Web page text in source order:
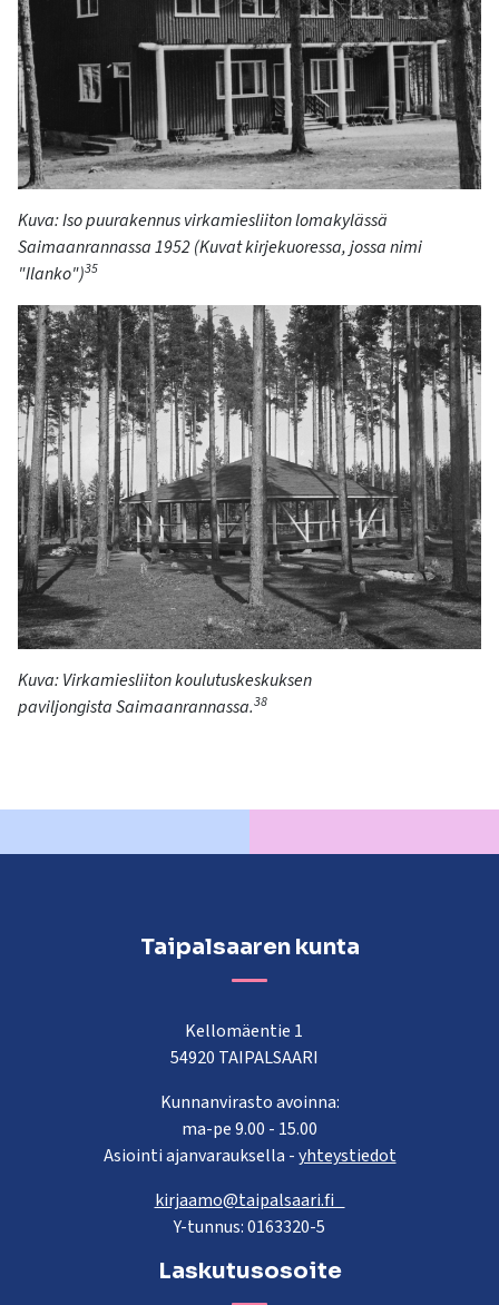
Kuva: Iso puurakennus virkamiesliiton lomakylässä
Saimaanrannassa1952(Kuvatkirjekuoressa, jossa nimi
"Ilanko")35
Kuva: Virkamiesliiton koulutuskeskuksen
paviljongistaSaimaanrannassa.38
Taipalsaaren kunta
Kellomäentie 1
54920 TAIPALSAARI
Kunnanvirasto avoinna:
ma-pe 9.00 - 15.00
Asiointi ajanvarauksella -yhteystiedot
kirjaamo@taipalsaari.fi
Y-tunnus: 0163320-5
Laskutusosoite